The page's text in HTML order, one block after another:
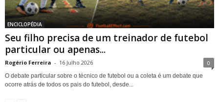
ENCICLOPÉDIA
Seu filho precisa de um treinador de futebol
particular ou apenas...
Rogério Ferreira - 16 Julho 2026 0
O debate particular sobre o técnico de futebol ou a coleta é um debate que
ocorre atrás de todos os pais do futebol, desde...